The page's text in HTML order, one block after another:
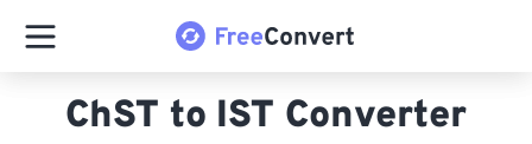
ChST to IST Converter